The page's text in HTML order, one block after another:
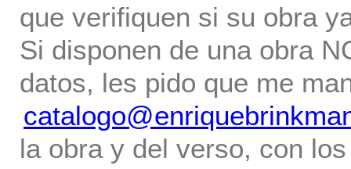
que verifiquen si su obra
Si disponen de una obra
datos, les pido que me
la obra y del verso, con